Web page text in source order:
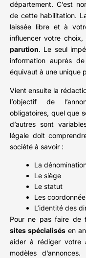
département. C’est
de cette habilitation.
laissée libre et à
influencer votre choix,
parution. Le seul
information auprès
équivaut à une unique
Vient ensuite la
l’objectif de
obligatoires, quel que
d’autres sont
légale doit
société à savoir :
La
Le siège
Le statut
Les
L’identité des
Pour ne pas faire de
sites spécialisésen
aider à rédiger votre
modèles